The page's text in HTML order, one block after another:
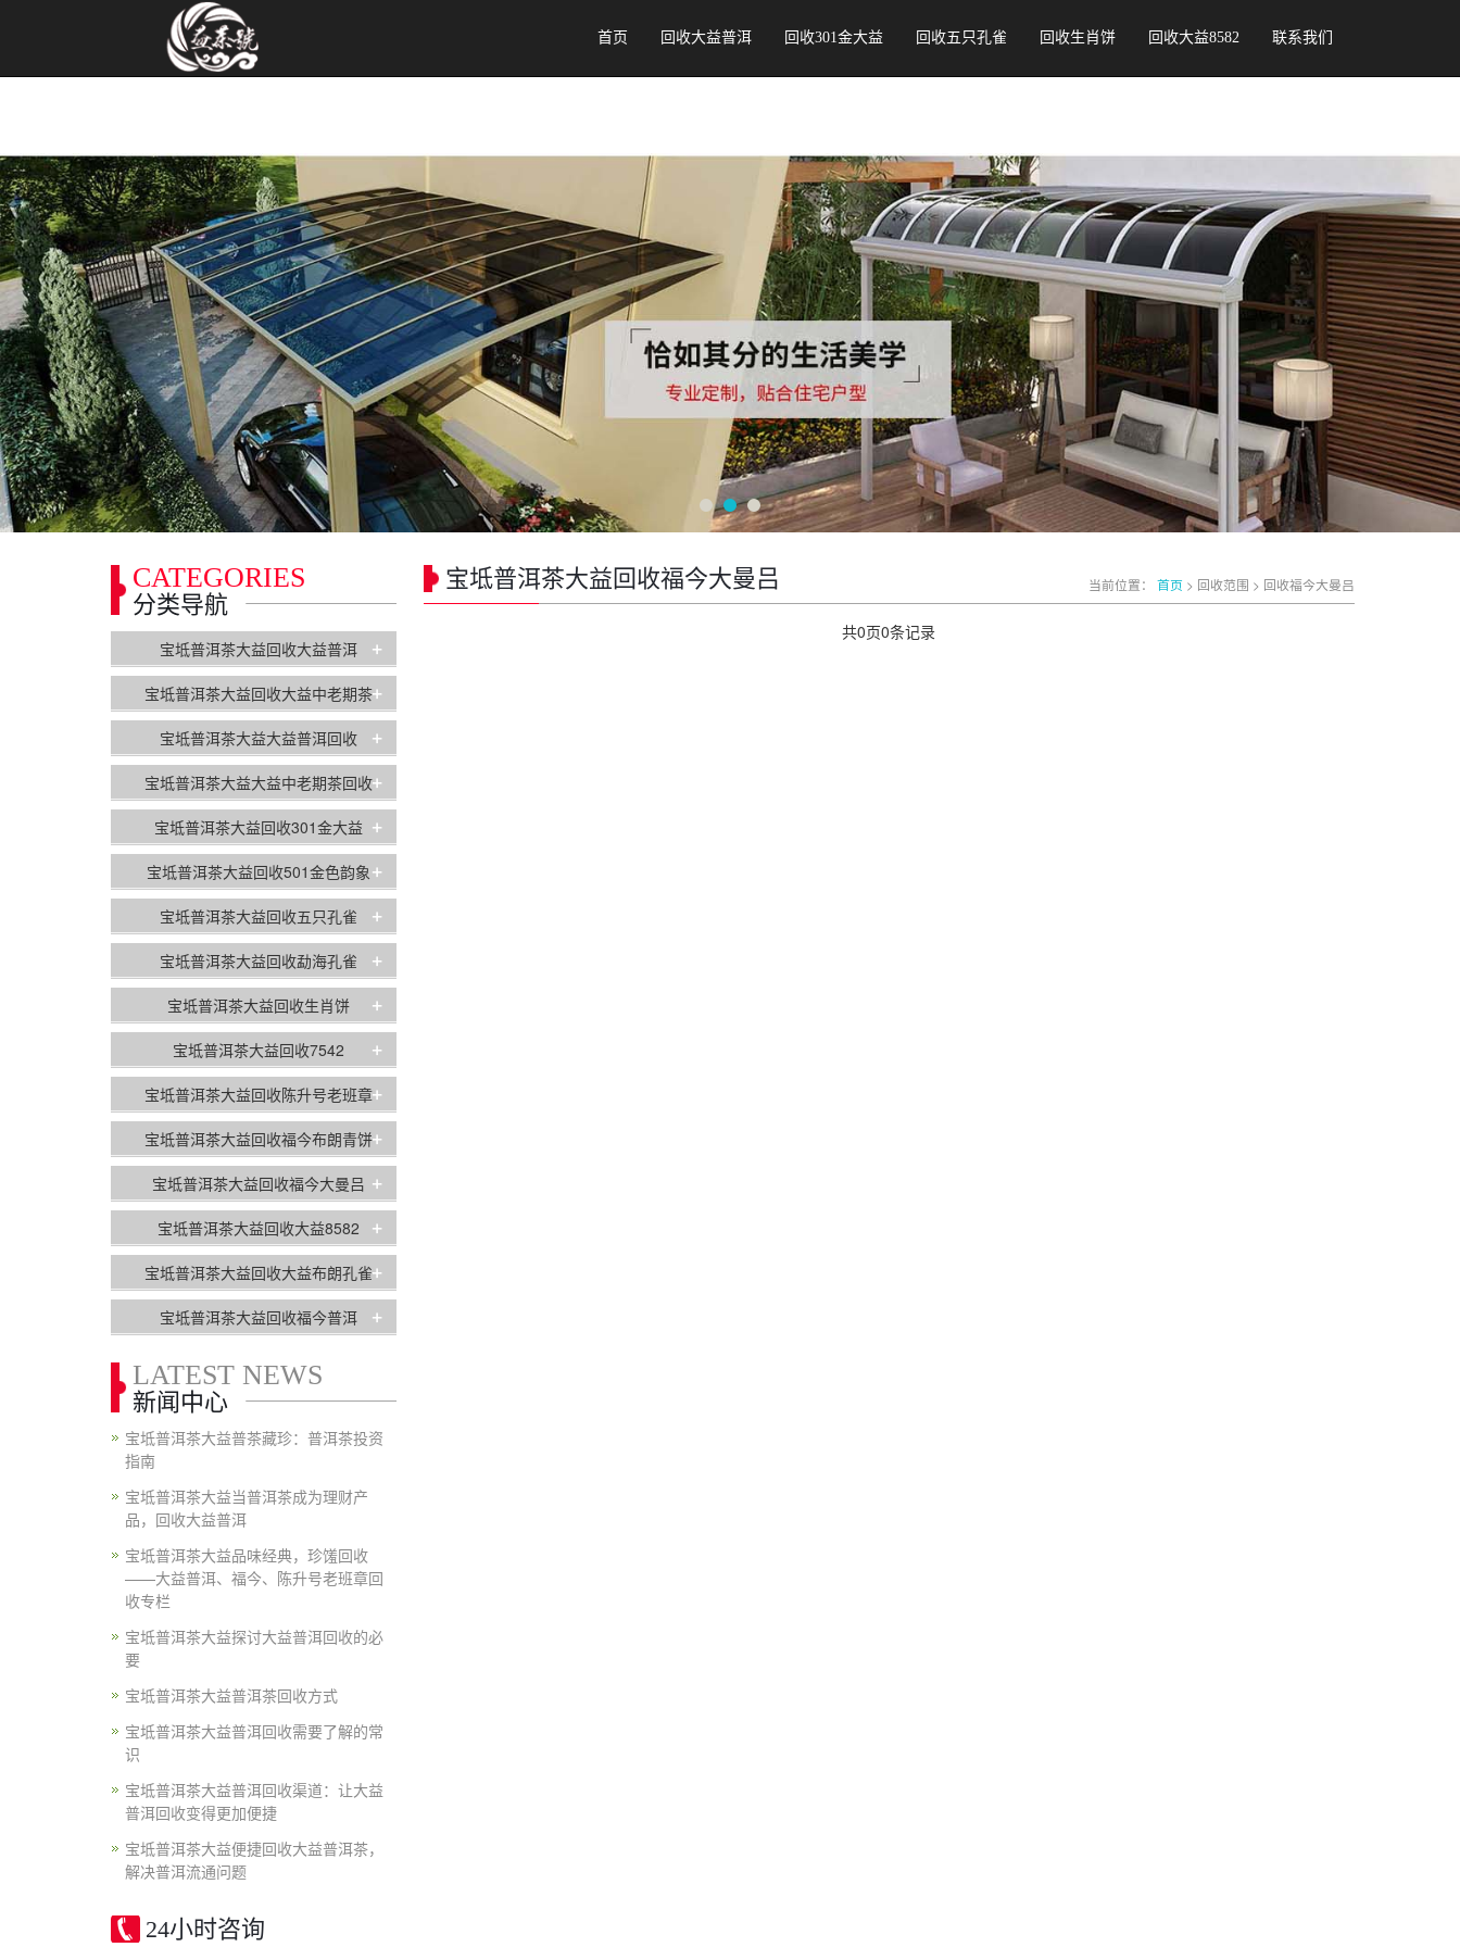
首页 回收大益普洱 回收301金大益 回收五只孔雀 回收生肖饼 回收大益8582 联系我们
宝坻普洱茶大益回收福今大曼吕 当前位置： 首页 > 回收范围 > 回收福今大曼吕
共0页0条记录
CATEGORIES
分类导航
宝坻普洱茶大益回收大益普洱 +
宝坻普洱茶大益回收大益中老期茶+
宝坻普洱茶大益大益普洱回收 +
宝坻普洱茶大益大益中老期茶回收+
宝坻普洱茶大益回收301金大益 +
宝坻普洱茶大益回收501金色韵象+
宝坻普洱茶大益回收五只孔雀 +
宝坻普洱茶大益回收勐海孔雀 +
宝坻普洱茶大益回收生肖饼 +
宝坻普洱茶大益回收7542 +
宝坻普洱茶大益回收陈升号老班章+
宝坻普洱茶大益回收福今布朗青饼+
宝坻普洱茶大益回收福今大曼吕 +
宝坻普洱茶大益回收大益8582 +
宝坻普洱茶大益回收大益布朗孔雀+
宝坻普洱茶大益回收福今普洱 +
LATEST NEWS
新闻中心
宝坻普洱茶大益普茶藏珍：普洱茶投资
指南
宝坻普洱茶大益当普洱茶成为理财产
品，回收大益普洱
宝坻普洱茶大益品味经典，珍馐回收
——大益普洱、福今、陈升号老班章回
收专栏
宝坻普洱茶大益探讨大益普洱回收的必
要
宝坻普洱茶大益普洱茶回收方式
宝坻普洱茶大益普洱回收需要了解的常
识
宝坻普洱茶大益普洱回收渠道：让大益
普洱回收变得更加便捷
宝坻普洱茶大益便捷回收大益普洱茶，
解决普洱流通问题
24小时咨询